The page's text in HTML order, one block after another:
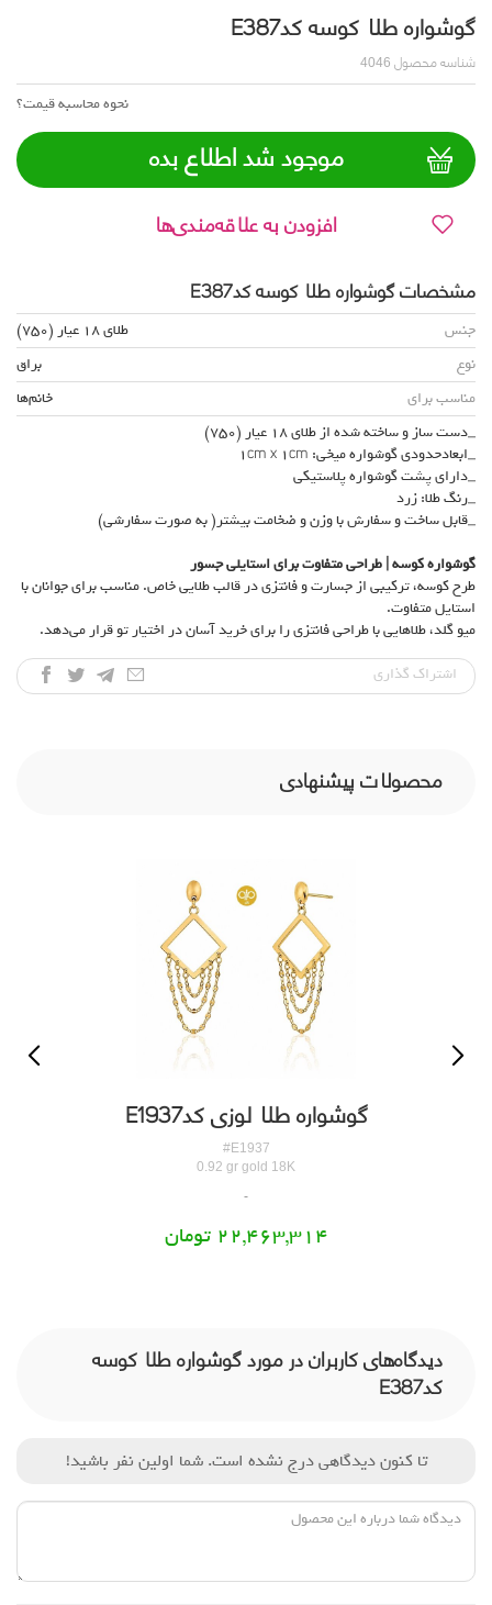
گوشواره طلا کوسه کدE387
شناسه محصول
نحوه محاسبه قیمت؟
موجود شد اطلاع بده
افزودن به علاقه‌مندی‌ها
مشخصات گوشواره طلا کوسه کدE387
جنس
طلای 18 عیار (750)
نوع
براق
مناسب برای
خانم‌ها
_دست ساز و ساخته شده از طلای 18 عیار (750)
_ابعادحدودی گوشواره میخی: 1cm x 1cm
_دارای پشت گوشواره پلاستیکی
_رنگ طلا: زرد
_قابل ساخت و سفارش با وزن و ضخامت بیشتر( به صورت سفارشی)
گوشواره کوسه | طراحی متفاوت برای استایلی جسور
طرح کوسه، ترکیبی از جسارت و فانتزی در قالب طلایی خاص. مناسب برای جوانان با
استایل متفاوت.
میو گلد، طلاهایی با طراحی فانتزی را برای خرید آسان در اختیار تو قرار می‌دهد.
اشتراک‌ گذاری
محصولات پیشنهادی
گوشواره طلا لوزی کدE1937
#E1937
0.92 gr gold 18K
22,463,314 تومان
دیدگاه‌های کاربران در مورد گوشواره طلا کوسه
کدE387
تا کنون دیدگاهی درج نشده است. شما اولین نفر باشید!